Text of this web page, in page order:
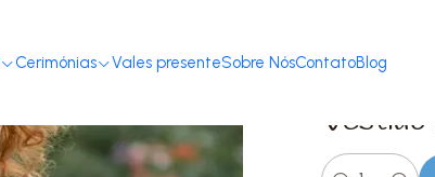
Cerimónias Vales presenteSobre NósContatoBlog